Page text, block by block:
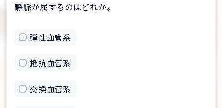
静脈が属するのはどれか。
弾性血管系
抵抗血管系
交換血管系